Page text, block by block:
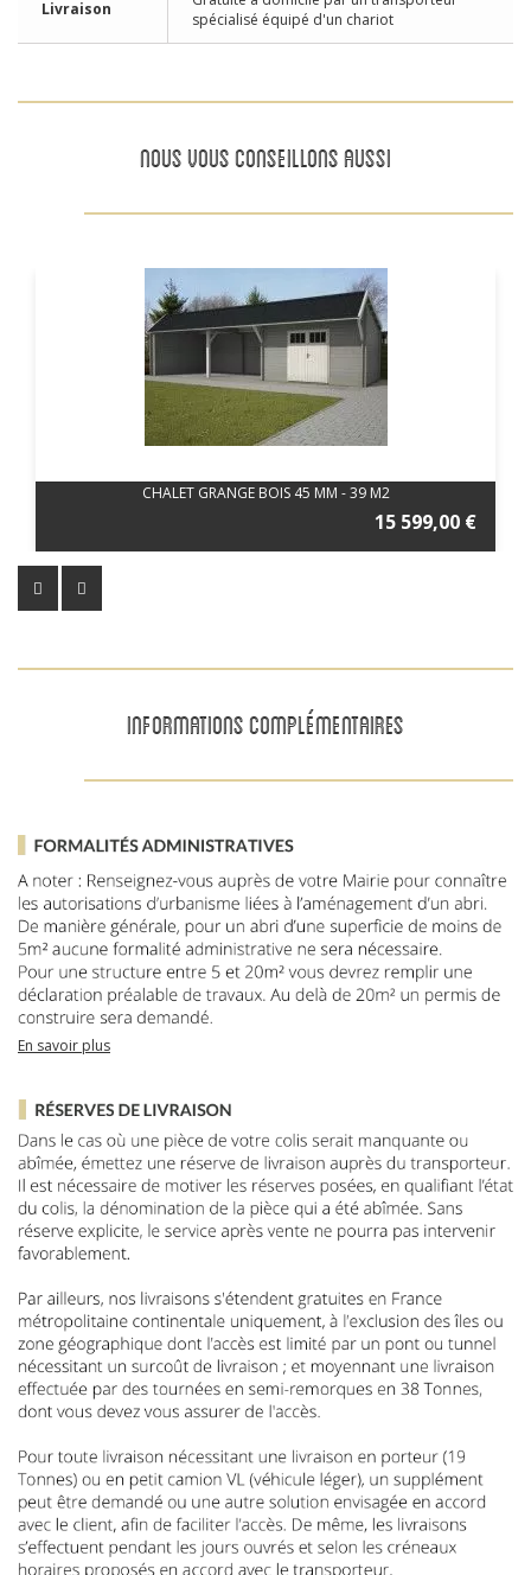
Livraison
spécialisé équipé d'un chariot
NOUS VOUS CONSEILLONS AUSSI
CHALET GRANGE BOIS 45 MM - 39 M2
15 599,00 €
INFORMATIONS COMPLÉMENTAIRES
En savoir plus